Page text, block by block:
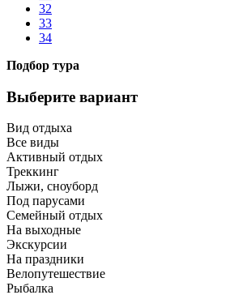
32
33
34
Подбор тура
Выберите вариант
Вид отдыха
Все виды
Активный отдых
Треккинг
Лыжи, сноуборд
Под парусами
Семейный отдых
На выходные
Экскурсии
На праздники
Велопутешествие
Рыбалка